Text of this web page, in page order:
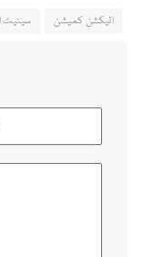
الیکشن کمیشن سینیٹ